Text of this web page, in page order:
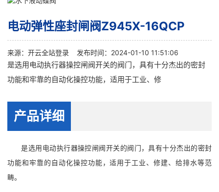
电动弹性座封闸阀Z945X-16QCP
来源： 开云全站登录 发布时间：2024-01-10 11:51:06
是选用电动执行器操控闸阀开关的阀门，具有十分杰出的密封
功能和牢靠的自动化操控功能，适用于工业、修
产品详细
是选用电动执行器操控闸阀开关的阀门，具有十分杰出的密封
功能和牢靠的自动化操控功能，适用于工业、修建、给排水等范
畴。